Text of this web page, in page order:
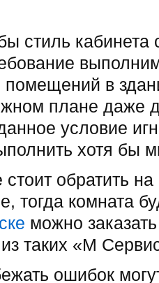
стиль кабинета
в
плане даже
условие
хотя бы
обратить
тогда комната
можно
таких «М
ошибок